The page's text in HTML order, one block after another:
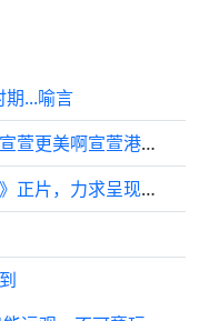
期...喻言
空心之城这城市空空空原来长发的宣萱更美啊宣萱港星女神盛世美颜
王家卫仍在为二刷观众调整《繁花》正片，力求呈现完美， 繁花